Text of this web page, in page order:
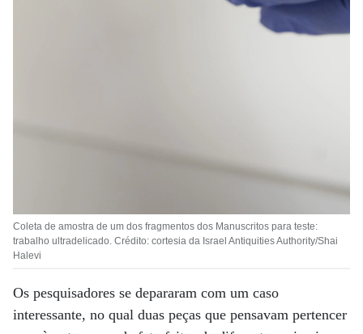
Coleta de amostra de um dos fragmentos dos Manuscritos para teste:
trabalho ultradelicado. Crédito: cortesia da Israel Antiquities Authority/Shai
Halevi
Os pesquisadores se depararam com um caso
interessante, no qual duas peças que pensavam pertencer